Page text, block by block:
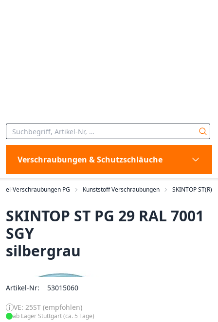
Verschraubungen & Schutzschläuche
Verschraubungen PG Kunststoff Verschraubungen SKINTOP ST(R)
SKINTOP ST PG 29 RAL 7001
SGY
silbergrau
Artikel-Nr: 53015060
VE: 25ST (empfohlen)
ab Lager Stuttgart (ca. 5 Tage)